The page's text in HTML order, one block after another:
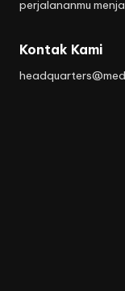
perjalananmu
Kontak Kami